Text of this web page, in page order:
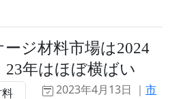
ジ材料市場は2024
23年はほぼ横ばい
2023年4月13日 ｜ 市